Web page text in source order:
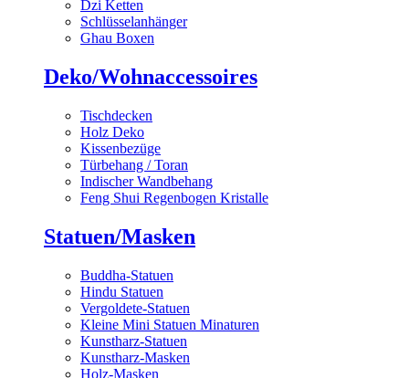
Dzi Ketten
Schlüsselanhänger
Ghau Boxen
Deko/Wohnaccessoires
Tischdecken
Holz Deko
Kissenbezüge
Türbehang / Toran
Indischer Wandbehang
Feng Shui Regenbogen Kristalle
Statuen/Masken
Buddha-Statuen
Hindu Statuen
Vergoldete-Statuen
Kleine Mini Statuen Minaturen
Kunstharz-Statuen
Kunstharz-Masken
Holz-Masken